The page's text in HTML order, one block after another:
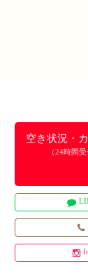
空き状況・
（24時間